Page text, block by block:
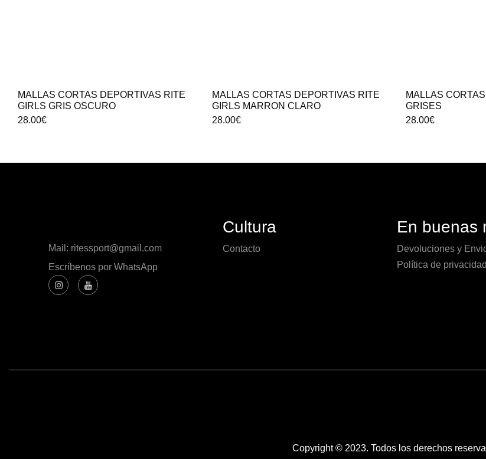
MALLAS CORTAS DEPORTIVAS RITE
GIRLS GRIS OSCURO
28.00€
MALLAS CORTAS DEPORTIVAS RITE
GIRLS MARRON CLARO
28.00€
MALLAS
GRISES
28.00€
Mail: ritessport@gmail.com
Escríbenos por WhatsApp
Cultura
Contacto
En buenas
Devoluciones y
Política de privacidad
Copyright © 2023. Todos los derechos